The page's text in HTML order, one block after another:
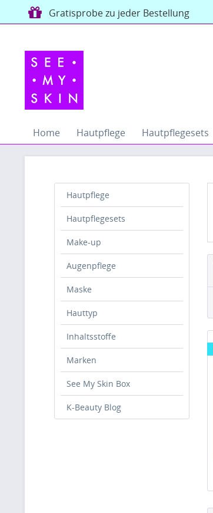
Gratisprobe zu jeder Bestellung
Home Hautpflege Hautpflegesets
Hautpflege
Hautpflegesets
Make-up
Augenpflege
Maske
Hauttyp
Inhaltsstoffe
Marken
See My Skin Box
K-Beauty Blog